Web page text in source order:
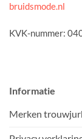
bruidsmode.nl
KVK-nummer:
Informatie
Merken